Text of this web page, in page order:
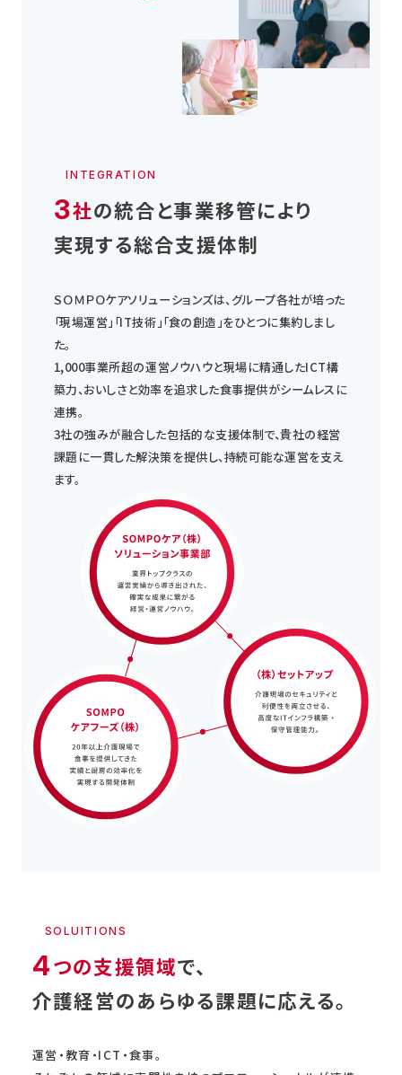
INTEGRATION
3社の統合と事業移管により
実現する総合支援体制
ＳＯＭＰＯケアソリューションズは、グループ各社が培った
「現場運営」「IT技術」「食の創造」をひとつに集約しまし
た。
1,000事業所超の運営ノウハウと現場に精通したICT構
築力、おいしさと効率を追求した食事提供がシームレスに
連携。
3社の強みが融合した包括的な支援体制で、貴社の経営
課題に一貫した解決策を提供し、持続可能な運営を支え
ます。
SOLUITIONS
4つの支援領域で、
介護経営のあらゆる課題に応える。
運営・教育・ICT・食事。